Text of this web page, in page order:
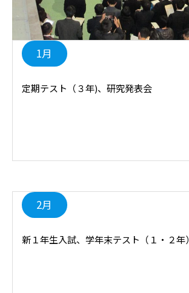
1月
定期テスト（３年)、研究発表会
2月
新１年生入試、学年末テスト（１・２年）